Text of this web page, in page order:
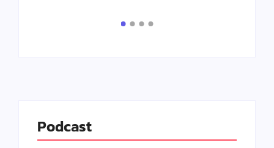
Podcast